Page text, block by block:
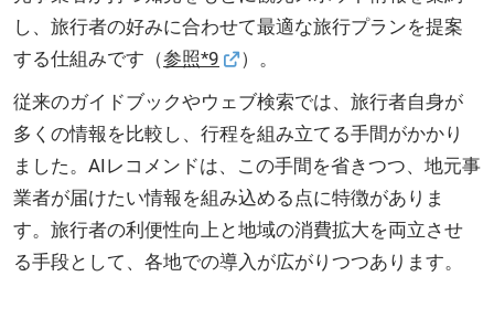
し、旅行者の好みに合わせて最適な旅行プランを提案
する仕組みです（参照*9
）。
従来のガイドブックやウェブ検索では、旅行者自身が
多くの情報を比較し、行程を組み立てる手間がかかり
ました。AIレコメンドは、この手間を省きつつ、地元事
業者が届けたい情報を組み込める点に特徴がありま
す。旅行者の利便性向上と地域の消費拡大を両立させ
る手段として、各地での導入が広がりつつあります。